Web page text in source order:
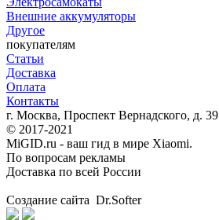
Внешние аккумуляторы
Другое
покупателям
Статьи
Доставка
Оплата
Контакты
г. Москва, Проспект Вернадского, д. 39
© 2017-2021
MiGID.ru - ваш гид в мире Xiaomi.
По вопросам рекламы
Доставка по всей России
Создание сайта Dr.Softer